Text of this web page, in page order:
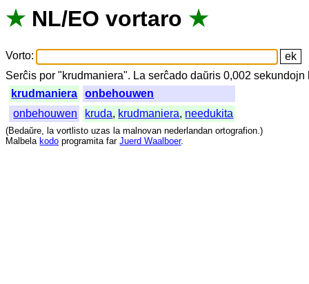
★ NL/EO vortaro ★
Vorto:
Serĉis por "krudmaniera". La serĉado daŭris 0,002sekundojn
krudmaniera
onbehouwen
onbehouwen
kruda, krudmaniera, needukita
(Bedaŭre, la vortlisto uzas la malnovan nederlandan ortografion.)
Malbela kodo programita far Juerd Waalboer.